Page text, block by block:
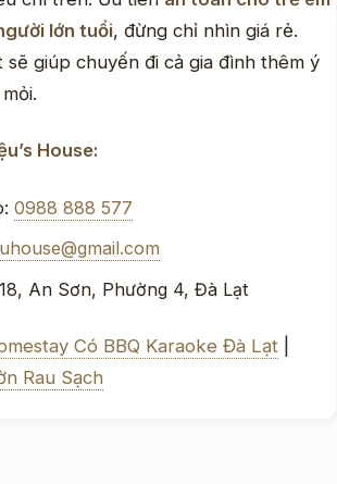
lớn tuổi, đừng chỉ nhìn giá rẻ.
giúp chuyến đi cả gia đình thêm ý
House:
0988 888 577
An Sơn, Phường 4, Đà Lạt
Có BBQ Karaoke Đà Lạt
Rau Sạch